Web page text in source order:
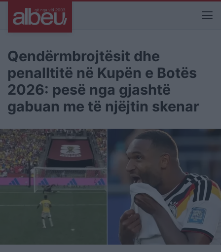
Qendërmbrojtësit dhe
penalltitë në Kupën e Botës
2026: pesë nga gjashtë
gabuan me të njëjtin skenar